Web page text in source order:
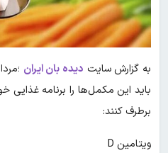
به گزارش سایت دیده بان ایران
باید این مکمل‌ها را برنامه غذایی
برطرف کنند:
ویتامین D